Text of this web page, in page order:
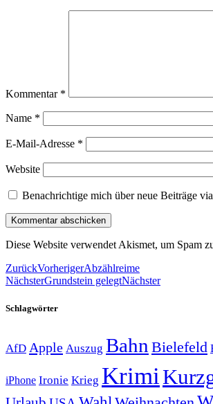
Kommentar *
Name *
E-Mail-Adresse *
Website
Benachrichtige mich über neue Beiträge
Diese Website verwendet Akismet, um Spam
ZurückVorherigerAbzählreime
NächsterGrundstein gelegtNächster
Schlagwörter
AfD Apple Auszug Bahn Bielefeld
iPhone Ironie Krieg Krimi